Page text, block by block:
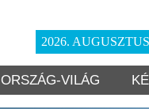
2026.
ORSZÁG-VILÁG